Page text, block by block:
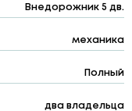
Внедорожник 5 дв.
механика
Полный
два владельца